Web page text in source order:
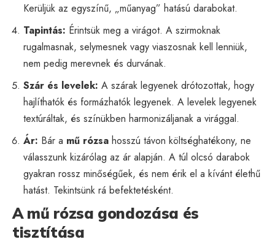
Kerüljük az egyszínű, „műanyag” hatású darabokat.
Tapintás: Érintsük meg a virágot. A szirmoknak
rugalmasnak, selymesnek vagy viaszosnak kell lenniük,
nem pedig merevnek és durvának.
Szár és levelek: A szárak legyenek drótozottak, hogy
hajlíthatók és formázhatók legyenek. A levelek legyenek
textúráltak, és színükben harmonizáljanak a virággal.
Ár: Bár a mű rózsa hosszú távon költséghatékony, ne
válasszunk kizárólag az ár alapján. A túl olcsó darabok
gyakran rossz minőségűek, és nem érik el a kívánt élethű
hatást. Tekintsünk rá befektetésként.
A mű rózsa gondozása és
tisztítása